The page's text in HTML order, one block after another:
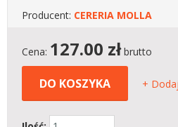
Producent: CERERIA MOLLA
Cena: 127.00 złbrutto
DO KOSZYKA +